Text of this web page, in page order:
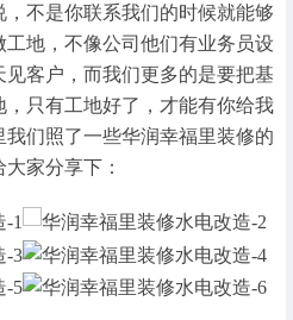
不是你联系我们的时候就能够
地，不像公司他们有业务员设
客户，而我们更多的是要把基
只有工地好了，才能有你给我
们照了一些华润幸福里装修的
家分享下：